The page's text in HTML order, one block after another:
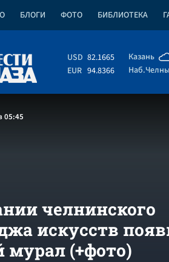
БЛОГИ ФОТО БИБЛИОТЕКА
USD 82.1665
EUR 94.8366
Казань
Наб.Челны
05:45
челнинского
искусств
мурал (+фото)